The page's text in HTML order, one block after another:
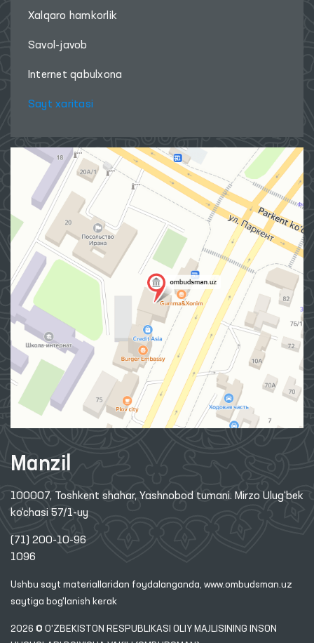
Xalqaro hamkorlik
Savol-javob
Internet qabulxona
Sayt xaritasi
Manzil
100007, Toshkent shahar, Yashnobod tumani. Mirzo Ulug‘bek
ko‘chasi 57/1-uy
(71) 200-10-96
1096
Ushbu sayt materiallaridan foydalanganda, www.ombudsman.uz
saytiga bog'lanish kerak
2026 © O'ZBEKISTON RESPUBLIKASI OLIY MAJLISINING INSON